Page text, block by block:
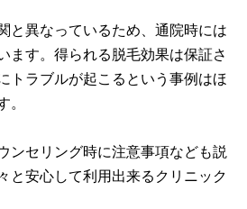
と異なっているため、通院時には
ます。得られる脱毛効果は保証さ
トラブルが起こるという事例はほ
。
ンセリング時に注意事項なども説
と安心して利用出来るクリニック